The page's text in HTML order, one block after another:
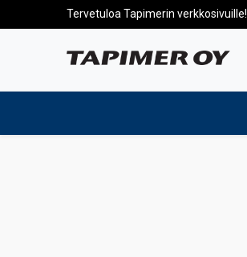
Tervetuloa Tapimerin verkkosivuille!